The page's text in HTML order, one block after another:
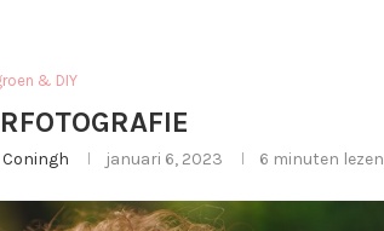
& DIY
januari 6, 2023 6 minuten lezen